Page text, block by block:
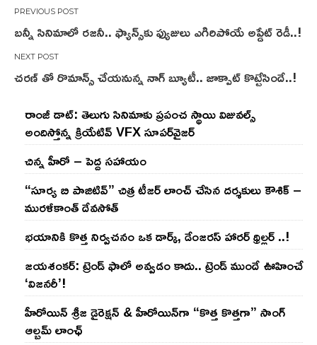
Post
navigation
బన్నీ సినిమాలో రజనీ.. ఫ్యాన్స్‌కు ఫ్యుజులు ఎగిరిపోయే అప్డేట్ రెడీ..!
చరణ్ తో రొమాన్స్ చేయనున్న నాగ్ బ్యూటీ.. జాక్పాట్ కొట్టేసిందే..!
రాంజీ డాట్: తెలుగు సినిమాకు ప్రపంచ స్థాయి విజువల్స్
అందిస్తోన్న క్రియేటివ్ VFX సూపర్‌వైజర్
చిన్న హీరో – పెద్ద సహాయం
“సూర్య బి పాజిటివ్” చిత్ర టీజర్ లాంచ్ చేసిన‌ దర్శకులు కౌశిక్ –
మురళీకాంత్ దేవసోత్
భయానికి కొత్త నిర్వచనం ఒక డార్క్, డేంజరస్ హారర్ థ్రిల్లర్ ..!
జయశంకర్: ట్రెండ్‌ ఫాలో అవ్వడం కాదు.. ట్రెండ్‌ ముందే ఊహించే
‘విజనరీ’!
హీరోయిన్ శ్రీజ డైరెక్ష‌న్ & హీరోయిన్‌గా “కొత్త కొత్తగా” సాంగ్
ఆల్బమ్ లాంఛ్